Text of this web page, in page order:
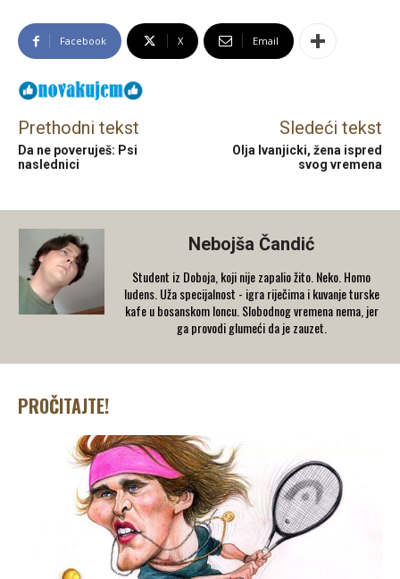
Facebook X Email
Prethodni tekst
Da ne poveruješ: Psi
naslednici
Sledeći tekst
Olja Ivanjicki, žena ispred
svog vremena
Nebojša Čandić
Student iz Doboja, koji nije zapalio žito. Neko. Homo
ludens. Uža specijalnost - igra riječima i kuvanje turske
kafe u bosanskom loncu. Slobodnog vremena nema, jer
ga provodi glumeći da je zauzet.
PROČITAJTE!